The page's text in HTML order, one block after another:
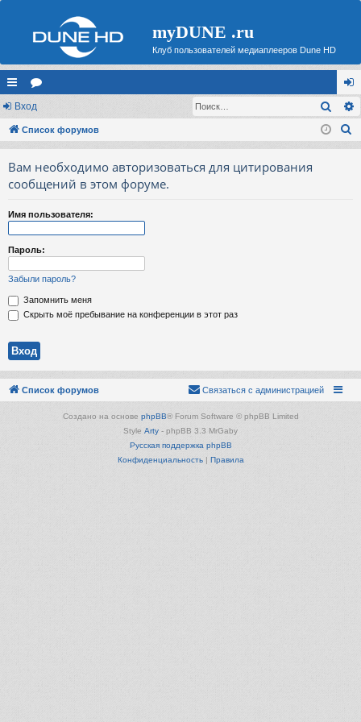
myDUNE .ru
Клуб пользователей медиаплееров Dune HD
с
ы
ор
ум
хо
д
Вход
Список форумов
Вам необходимо авторизоваться для цитирования
сообщений в этом форуме.
Имя пользователя:
Пароль:
Забыли пароль?
Запомнить меня
Скрыть моё пребывание на конференции в этот раз
Список форумов Связаться с администрацией
Создано на основе phpBB® Forum Software © phpBB Limited
Style Arty - phpBB 3.3 MrGaby
Русская поддержка phpBB
Конфиденциальность| Правила